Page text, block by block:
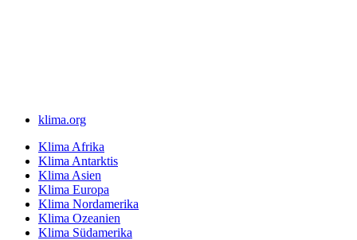
klima.org
Klima Afrika
Klima Antarktis
Klima Asien
Klima Europa
Klima Nordamerika
Klima Ozeanien
Klima Südamerika